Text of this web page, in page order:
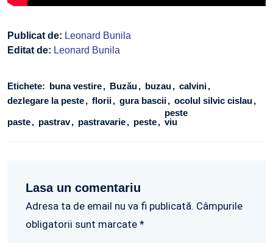
Publicat de: Leonard Bunila
Editat de: Leonard Bunila
Etichete: buna vestire Buzău buzau calvini
dezlegare la peste florii gura bascii ocolul silvic cislau
paste pastrav pastravarie peste
peste
viu
Lasa un comentariu
Adresa ta de email nu va fi publicată. Câmpurile
obligatorii sunt marcate *